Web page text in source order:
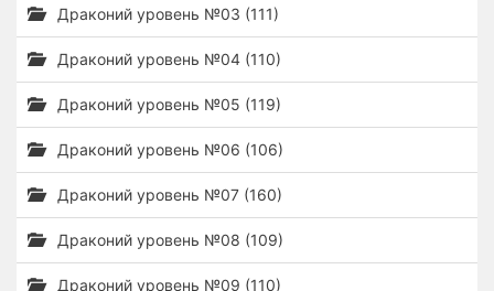
Драконий уровень №03 (111)
Драконий уровень №04 (110)
Драконий уровень №05 (119)
Драконий уровень №06 (106)
Драконий уровень №07 (160)
Драконий уровень №08 (109)
Драконий уровень №09 (110)